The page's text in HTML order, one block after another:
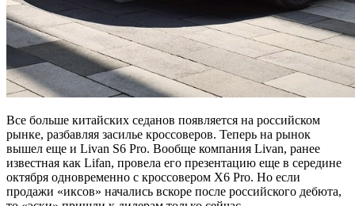
Все больше китайских седанов появляется на российском
рынке, разбавляя засилье кроссоверов. Теперь на рынок
вышел еще и Livan S6 Pro. Вообще компания Livan, ранее
известная как Lifan, провела его презентацию еще в середине
октября одновременно с кроссовером X6 Pro. Но если
продажи «иксов» начались вскоре после российского дебюта,